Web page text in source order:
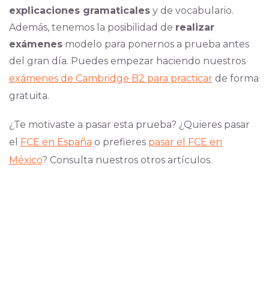
explicaciones gramaticalesy de vocabulario.
Además, tenemos la posibilidad de realizar
exámenesmodelo para ponernos a prueba antes
del gran día. Puedes empezar haciendo nuestros
exámenes de Cambridge B2 para practicarde forma
gratuita.
¿Te motivaste a pasar esta prueba? ¿Quieres pasar
el FCE en España o prefieres pasar el FCE en
México? Consulta nuestros otros artículos.